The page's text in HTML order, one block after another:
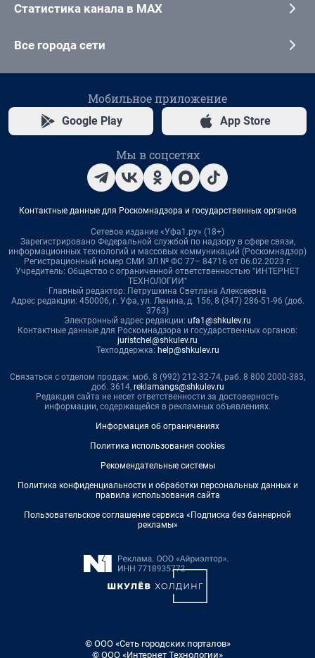
Статистика канала в MAX
Все города сети
Мобильное приложение
Google Play App Store
Мы в соцсетях
Контактные данные для Роскомнадзора и государственных органов
Сетевое издание «Уфа1.ру» (18+)
Зарегистрировано Федеральной службой по надзору в сфере связи,
информационных технологий и массовых коммуникаций (Роскомнадзор)
Регистрационный номер СМИ ЭЛ № ФС 77– 84716 от 06.02.2023 г.
Учредитель: Общество с ограниченной ответственностью "ИНТЕРНЕТ
ТЕХНОЛОГИИ"
Главный редактор: Петрушкина Светлана Алексеевна
Адрес редакции: 450006, г. Уфа, ул. Ленина, д. 156, 8 (347) 286-51-96 (доб.
3763)
Электронный адрес редакции: ufa1@shkulev.ru
Контактные данные для Роскомнадзора и государственных органов:
juristchel@shkulev.ru
Техподдержка: help@shkulev.ru
Связаться с отделом продаж: моб. 8 (992) 212-32-74, раб. 8 800 2000-383,
доб. 3614, reklamangs@shkulev.ru
Редакция сайта не несет ответственности за достоверность
информации, содержащейся в рекламных объявлениях.
Информация об ограничениях
Политика использования cookies
Рекомендательные системы
Политика конфиденциальности и обработки персональных данных и
правила использования сайта
Пользовательское соглашение сервиса «Подписка без баннерной
рекламы»
© ООО «Сеть городских порталов»
© ООО «Интернет Технологии»